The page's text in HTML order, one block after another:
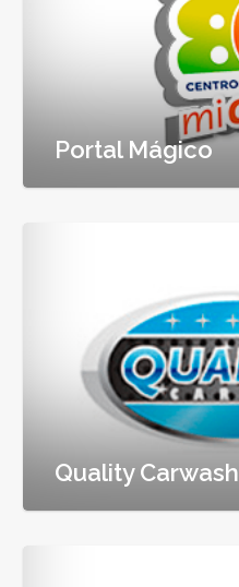
Portal Mágico
Quality Carwash